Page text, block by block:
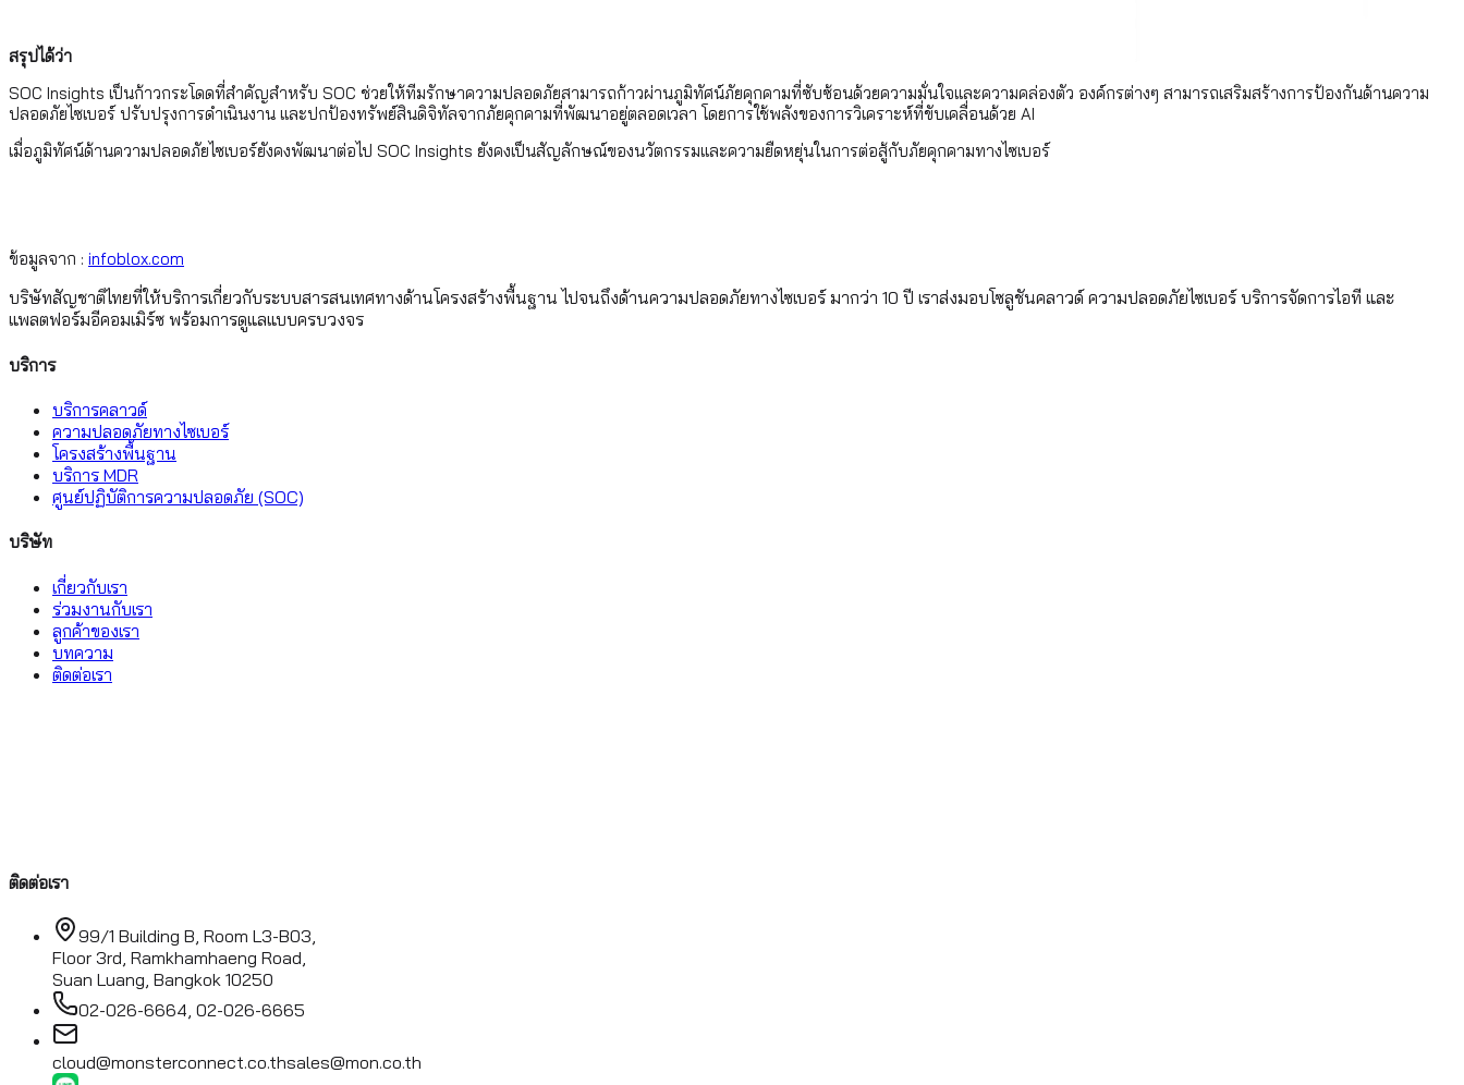
สรุปได้ว่า
SOC Insights เป็นก้าวกระโดดที่สำคัญสำหรับ SOC ช่วยให้ทีมรักษาความปลอดภัยสามารถก้าวผ่านภูมิทัศน์ภัยคุกคามที่ซับซ้อนด้วยความมั่นใจและความคล่องตัว องค์กรต่างๆ สามารถเสริมสร้างการป้องกันด้านความ
ปลอดภัยไซเบอร์ ปรับปรุงการดำเนินงาน และปกป้องทรัพย์สินดิจิทัลจากภัยคุกคามที่พัฒนาอยู่ตลอดเวลา โดยการใช้พลังของการวิเคราะห์ที่ขับเคลื่อนด้วย AI
เมื่อภูมิทัศน์ด้านความปลอดภัยไซเบอร์ยังคงพัฒนาต่อไป SOC Insights ยังคงเป็นสัญลักษณ์ของนวัตกรรมและความยืดหยุ่นในการต่อสู้กับภัยคุกคามทางไซเบอร์
ข้อมูลจาก : infoblox.com
บริษัทสัญชาติไทยที่ให้บริการเกี่ยวกับระบบสารสนเทศทางด้านโครงสร้างพื้นฐาน ไปจนถึงด้านความปลอดภัยทางไซเบอร์ มากว่า 10 ปี เราส่งมอบโซลูชันคลาวด์ ความปลอดภัยไซเบอร์ บริการจัดการไอที และ
แพลตฟอร์มอีคอมเมิร์ซ พร้อมการดูแลแบบครบวงจร
บริการ
บริการคลาวด์
ความปลอดภัยทางไซเบอร์
โครงสร้างพื้นฐาน
บริการ MDR
ศูนย์ปฏิบัติการความปลอดภัย (SOC)
บริษัท
เกี่ยวกับเรา
ร่วมงานกับเรา
ลูกค้าของเรา
บทความ
ติดต่อเรา
ติดต่อเรา
99/1 Building B, Room L3-B03,
Floor 3rd, Ramkhamhaeng Road,
Suan Luang, Bangkok 10250
02-026-6664, 02-026-6665
cloud@monsterconnect.co.thsales@mon.co.th